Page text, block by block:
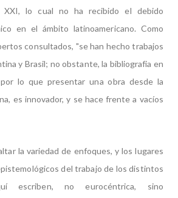
XXI, lo cual no ha recibido el debido
en el ámbito latinoamericano. Como
consultados, "se han hecho trabajos
y Brasil; no obstante, la bibliografia en
lo que presentar una obra desde la
es innovador, y se hace frente a vacíos
la variedad de enfoques, y los lugares
del trabajo de los distintos
escriben, no eurocéntrica, sino